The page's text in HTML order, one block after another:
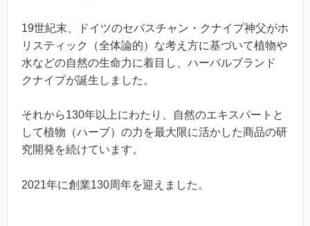
19世紀末、ドイツのセバスチャン・クナイプ神父がホ
リスティック（全体論的）な考え方に基づいて植物や
水などの自然の生命力に着目し、ハーバルブランド
クナイプが誕生しました。
それから130年以上にわたり、自然のエキスパートと
して植物（ハーブ）の力を最大限に活かした商品の研
究開発を続けています。
2021年に創業130周年を迎えました。